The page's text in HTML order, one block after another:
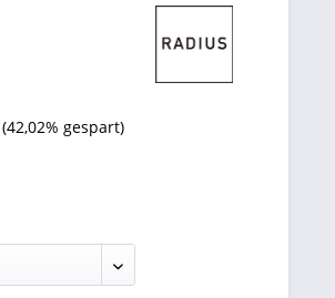
(42,02% gespart)